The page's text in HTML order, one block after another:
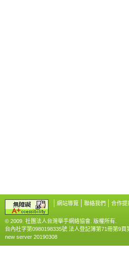
網站導覽 聯絡我們 合作提
© 2009. 社團法人台灣舉手網絡協會. 版權所有.
台內社字第0980198335號 法人登記簿第71冊第9
new server 20190308